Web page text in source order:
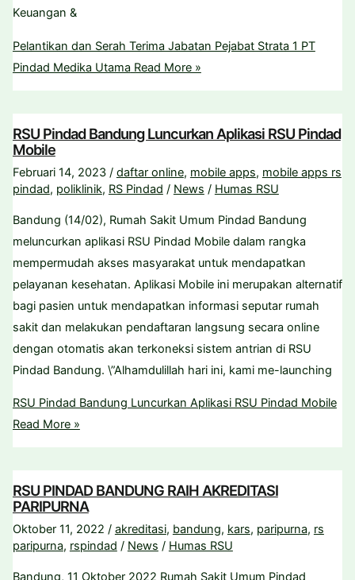
Keuangan &
Pelantikan dan Serah Terima Jabatan Pejabat Strata 1 PT
Pindad Medika Utama Read More »
RSU Pindad Bandung Luncurkan Aplikasi RSU Pindad
Mobile
Februari 14, 2023 / daftar online, mobile apps, mobile apps rs
pindad, poliklinik, RS Pindad / News / Humas RSU
Bandung (14/02), Rumah Sakit Umum Pindad Bandung
meluncurkan aplikasi RSU Pindad Mobile dalam rangka
mempermudah akses masyarakat untuk mendapatkan
pelayanan kesehatan. Aplikasi Mobile ini merupakan alternatif
bagi pasien untuk mendapatkan informasi seputar rumah
sakit dan melakukan pendaftaran langsung secara online
dengan otomatis akan terkoneksi sistem antrian di RSU
Pindad Bandung. \”Alhamdulillah hari ini, kami me-launching
RSU Pindad Bandung Luncurkan Aplikasi RSU Pindad Mobile
Read More »
RSU PINDAD BANDUNG RAIH AKREDITASI
PARIPURNA
Oktober 11, 2022 / akreditasi, bandung, kars, paripurna, rs
paripurna, rspindad / News / Humas RSU
Bandung, 11 Oktober 2022 Rumah Sakit Umum Pindad